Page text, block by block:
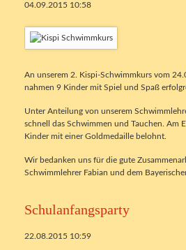
04.09.2015 10:58
An unserem 2. Kispi-Schwimmkurs vom
nahmen 9 Kinder mit Spiel und Spaß
Unter Anteilung von unserem
schnell das Schwimmen und Tauchen. Am
Kinder mit einer Goldmedaille belohnt.
Wir bedanken uns für die gute
Schwimmlehrer Fabian und dem
Schulanfangsparty
22.08.2015 10:59